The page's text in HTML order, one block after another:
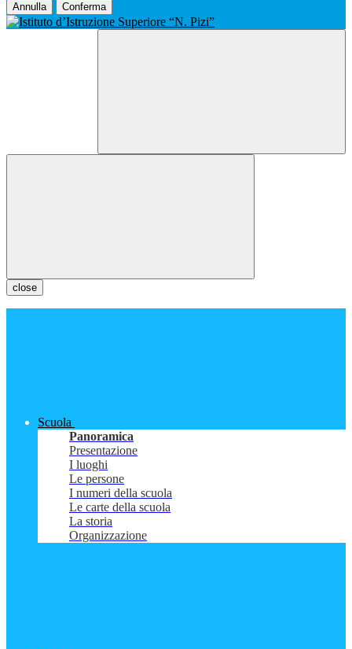
Annulla Conferma
close
Scuola
Panoramica
Presentazione
I luoghi
Le persone
I numeri della scuola
Le carte della scuola
La storia
Organizzazione